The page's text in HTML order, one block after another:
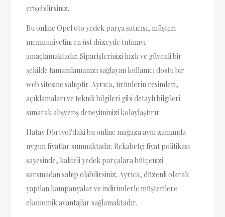
erişebilirsiniz.
Bu online Opel oto yedek parça satıcısı, müşteri
memnuniyetini en üst düzeyde tutmayı
amaçlamaktadır. Siparişlerinizi hızlı ve güvenli bir
şekilde tamamlamanızı sağlayan kullanıcı dostu bir
web sitesine sahiptir. Ayrıca, ürünlerin resimleri,
açıklamaları ve teknik bilgileri gibi detaylı bilgileri
sunarak alışveriş deneyiminizi kolaylaştırır.
Hatay Dörtyol'daki bu online mağaza aynı zamanda
uygun fiyatlar sunmaktadır. Rekabetçi fiyat politikası
sayesinde, kaliteli yedek parçalara bütçenizi
sarsmadan sahip olabilirsiniz. Ayrıca, düzenli olarak
yapılan kampanyalar ve indirimlerle müşterilere
ekonomik avantajlar sağlamaktadır.